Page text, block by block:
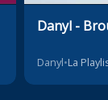
Danyl -
Danyl•La